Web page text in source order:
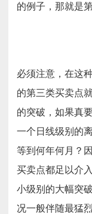
的例子，那就是
必须注意，在这
的第三类买卖点
的突破，如果真
一个日线级别的
等到何年何月？
买卖点都足以介
小级别的大幅突
况一般伴随最猛